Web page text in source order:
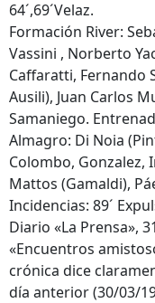
64´,69´Velaz.
Formación River:
Vassini , Norberto
Caffaratti, Fernando
Ausili), Juan Carlos
Samaniego.
Almagro: Di Noia
Colombo, Gonzalez,
Mattos (Gamaldi),
Incidencias: 89´
Diario «La Prensa»,
«Encuentros
crónica dice
día anterior (30/03/